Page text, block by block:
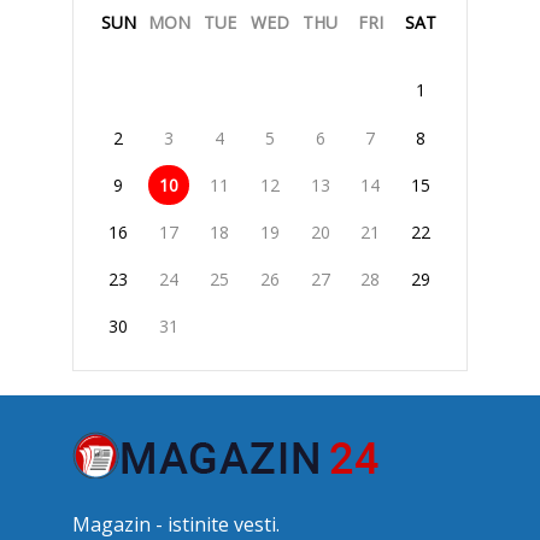
SUN MON TUE WED THU FRI SAT
1
2 3 4 5 6 7 8
9 10 11 12 13 14 15
16 17 18 19 20 21 22
23 24 25 26 27 28 29
30 31
Magazin - istinite vesti.